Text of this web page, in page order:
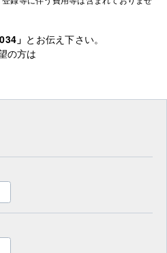
」 とお伝え下さい。
の方は